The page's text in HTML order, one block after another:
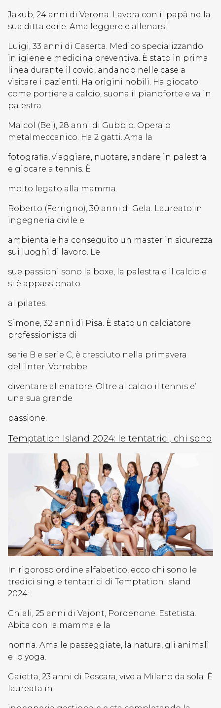
Jakub, 24 anni di Verona. Lavora con il papà nella
sua ditta edile. Ama leggere e allenarsi.
Luigi, 33 anni di Caserta. Medico specializzando
in igiene e medicina preventiva. È stato in prima
linea durante il covid, andando nelle case a
visitare i pazienti. Ha origini nobili. Ha giocato
come portiere a calcio, suona il pianoforte e va in
palestra.
Maicol (Bei), 28 anni di Gubbio. Operaio
metalmeccanico. Ha 2 gatti. Ama la
fotografia, viaggiare, nuotare, andare in palestra
e giocare a tennis. È
molto legato alla mamma.
Roberto (Ferrigno), 30 anni di Gela. Laureato in
ingegneria civile e
ambientale ha conseguito un master in sicurezza
sui luoghi di lavoro. Le
sue passioni sono la boxe, la palestra e il calcio e
si è appassionato
al pilates.
Simone, 32 anni di Pisa. È stato un calciatore
professionista di
serie B e serie C, è cresciuto nella primavera
dell’Inter. Vorrebbe
diventare allenatore. Oltre al calcio il tennis e’
una sua grande
passione.
Temptation Island 2024: le tentatrici, chi sono
In rigoroso ordine alfabetico, ecco chi sono le
tredici single tentatrici di Temptation Island
2024:
Chiali, 25 anni di Vajont, Pordenone. Estetista.
Abita con la mamma e la
nonna. Ama le passeggiate, la natura, gli animali
e lo yoga.
Gaietta, 23 anni di Pescara, vive a Milano da sola. È
laureata in